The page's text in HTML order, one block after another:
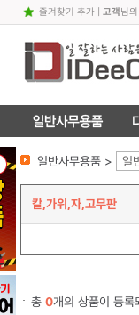
즐겨찾기 추가| 고객님
일반사무용품 > 일
칼,가위,자,고무판
총 0개의 상품이 등록